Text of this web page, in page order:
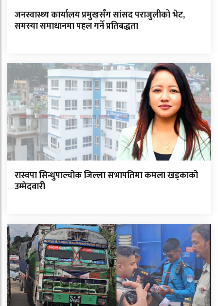
जनस्वास्थ्य कार्यालय प्रमुखसँग सांसद पराजुलीको भेट,
समस्या समाधानमा पहल गर्ने प्रतिबद्धता
रास्वपा सिन्धुपाल्चोक जिल्ला सभापतिमा कमला खड्काको
उम्मेदवारी